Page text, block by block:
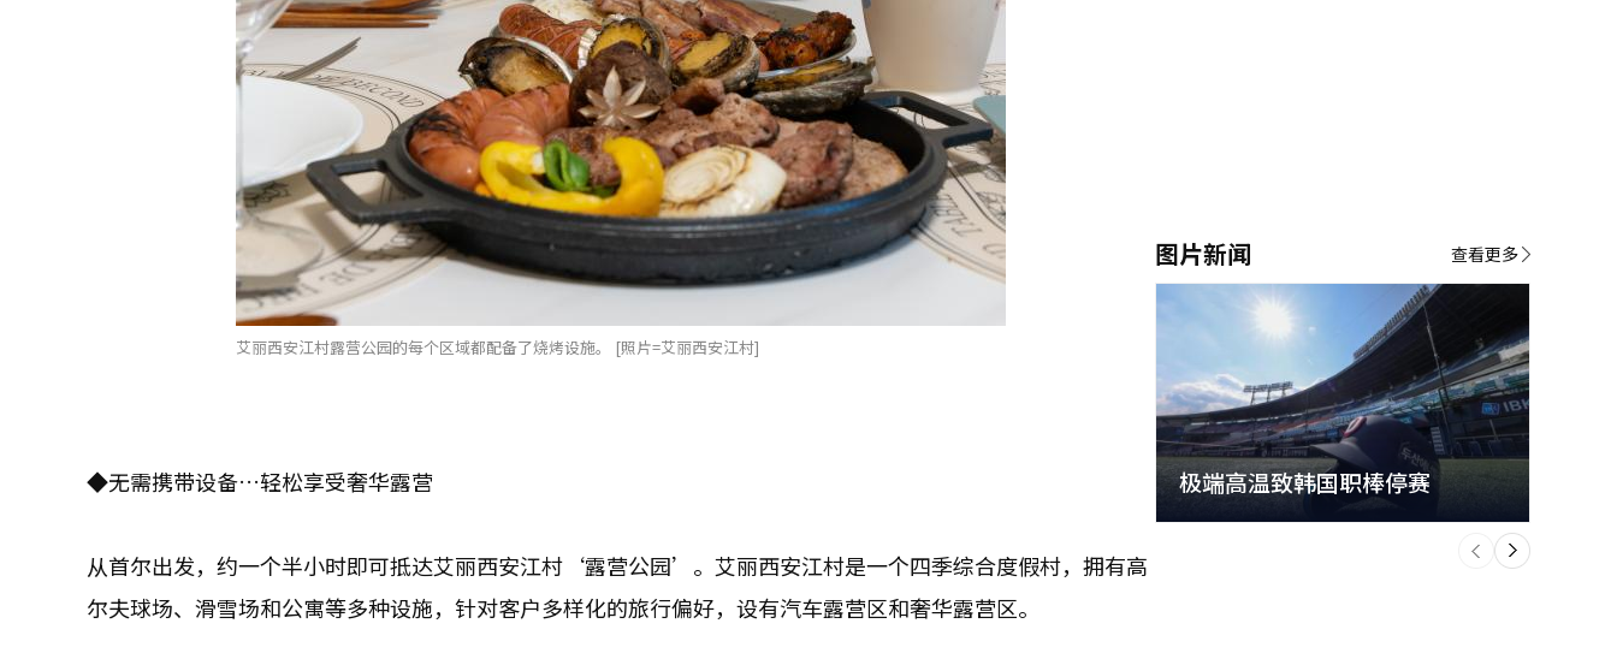
艾丽西安江村露营公园的每个区域都配备了烧烤设施。 [照片=艾丽西安江村]
◆无需携带设备…轻松享受奢华露营
从首尔出发，约一个半小时即可抵达艾丽西安江村‘露营公园’。艾丽西安江村是一个四季综合度假村，拥有高
尔夫球场、滑雪场和公寓等多种设施，针对客户多样化的旅行偏好，设有汽车露营区和奢华露营区。
图片新闻
极端高温致韩国职棒停赛
下
一
个
查看更多